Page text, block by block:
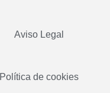
Aviso Legal
Política de cookies